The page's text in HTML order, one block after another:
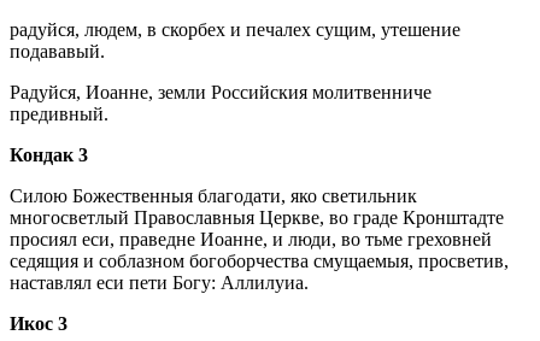
радуйся, людем, в скорбех и печалех сущим, утешение
подававый.
Радуйся, Иоанне, земли Российския молитвенниче
предивный.
Кондак 3
Силою Божественныя благодати, яко светильник
многосветлый Православныя Церкве, во граде Кронштадте
просиял еси, праведне Иоанне, и люди, во тьме греховней
седящия и соблазном богоборчества смущаемыя, просветив,
наставлял еси пети Богу: Аллилуиа.
Икос 3